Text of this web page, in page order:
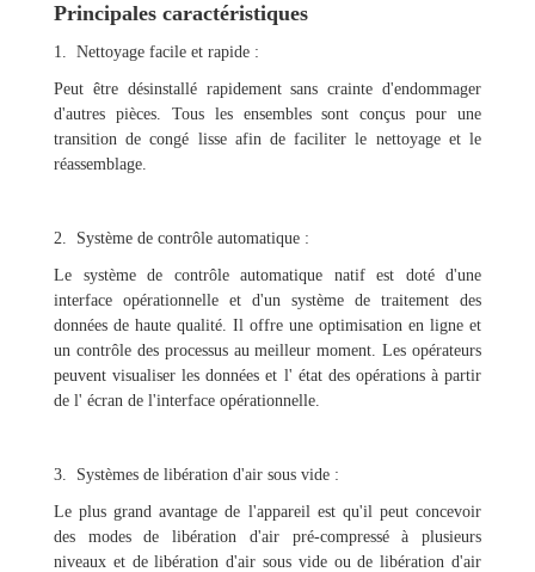
Principales caractéristiques
1. Nettoyage facile et rapide :
Peut être désinstallé rapidement sans crainte d'endommager
d'autres pièces. Tous les ensembles sont conçus pour une
transition de congé lisse afin de faciliter le nettoyage et le
réassemblage.
2. Système de contrôle automatique :
Le système de contrôle automatique natif est doté d'une
interface opérationnelle et d'un système de traitement des
données de haute qualité. Il offre une optimisation en ligne et
un contrôle des processus au meilleur moment. Les opérateurs
peuvent visualiser les données et l' état des opérations à partir
de l' écran de l'interface opérationnelle.
3. Systèmes de libération d'air sous vide :
Le plus grand avantage de l'appareil est qu'il peut concevoir
des modes de libération d'air pré-compressé à plusieurs
niveaux et de libération d'air sous vide ou de libération d'air